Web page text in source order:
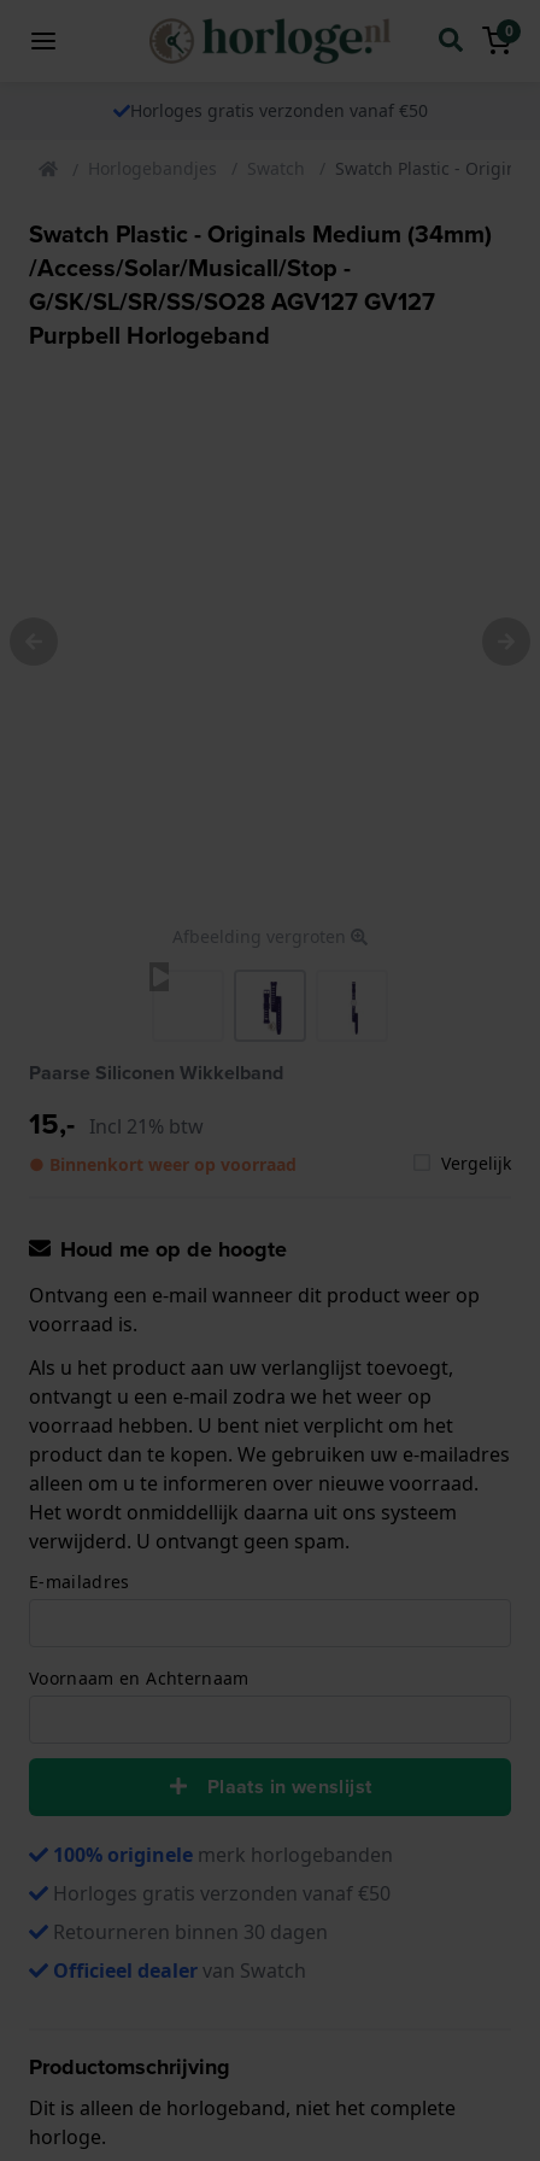
0
Horloges gratis verzonden vanaf €50
Horlogebandjes Swatch Swatch Plastic -
Swatch Plastic - Originals Medium (34mm)
/Access/Solar/Musicall/Stop -
G/SK/SL/SR/SS/SO28 AGV127 GV127
Purpbell Horlogeband
Afbeelding vergroten
Paarse Siliconen Wikkelband
15,- Incl 21% btw
● Binnenkort weer op voorraad Vergelijk
Houd me op de hoogte
Ontvang een e-mail wanneer dit product weer op
voorraad is.
Als u het product aan uw verlanglijst toevoegt,
ontvangt u een e-mail zodra we het weer op
voorraad hebben. U bent niet verplicht om het
product dan te kopen. We gebruiken uw e-mailadres
alleen om u te informeren over nieuwe voorraad.
Het wordt onmiddellijk daarna uit ons systeem
verwijderd. U ontvangt geen spam.
E-mailadres
Voornaam en Achternaam
Plaats in wenslijst
100% originele merk horlogebanden
Horloges gratis verzonden vanaf €50
Retourneren binnen 30 dagen
Officieel dealervan Swatch
Productomschrijving
Dit is alleen de horlogeband, niet het complete
horloge.